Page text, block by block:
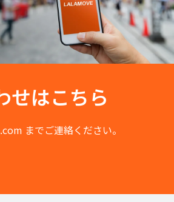
せはこちら
までご連絡ください。